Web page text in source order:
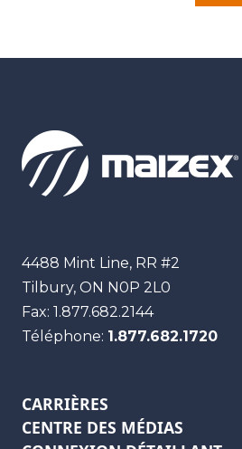
Maizex
4488 Mint Line, RR #2
Tilbury, ON N0P 2L0
Fax: 1.877.682.2144
Téléphone: 1.877.682.1720
CARRIÈRES
CENTRE DES MÉDIAS